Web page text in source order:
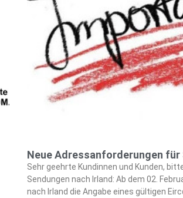
Neue Adressanforderungen für
Sehr geehrte Kundinnen und Kunden,
Sendungen nach Irland: Ab dem 02.
nach Irland die Angabe eines gültigen